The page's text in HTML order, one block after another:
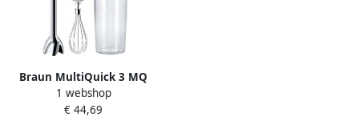
Braun MultiQuick 3 MQ
3105 WH Cream Staafmixer
1 webshop
€ 44,69